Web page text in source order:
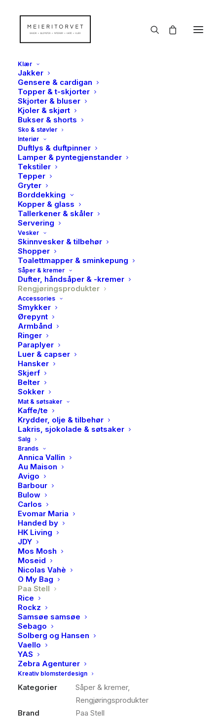
Klær
Jakker
Gensere & cardigan
Topper & t-skjorter
Skjorter & bluser
Kjoler & skjørt
Bukser & shorts
Sko & støvler
Interiør
Duftlys & duftpinner
Lamper & pyntegjenstander
Tekstiler
Tepper
Gryter
Borddekking
Kopper & glass
Tallerkener & skåler
Servering
Vesker
Skinnvesker & tilbehør
Shopper
Toalettmapper & sminkepung
Såper & kremer
Dufter, håndsåper & -kremer
Rengjøringsprodukter
Accessories
Smykker
Ørepynt
Armbånd
Ringer
Paraplyer
Luer & capser
Hansker
Skjerf
Belter
Sokker
Mat & søtsaker
Kaffe/te
Krydder, olje & tilbehør
Lakris, sjokolade & søtsaker
Salg
Brands
Annica Vallin
Au Maison
Avigo
Barbour
Bulow
Carlos
Evomar Maria
Handed by
HK Living
JDY
Mos Mosh
Moseid
Nicolas Vahè
O My Bag
Paa Stell
Rice
Rockz
Samsøe samsøe
Sebago
Solberg og Hansen
Vaello
YAS
Zebra Agenturer
Kreativ blomsterdesign
Paa Stell, Superklut 2pk
89,00
På Stell Superklut 2pker et miljøvennlig og effektivt
rengjøringsprodukt, perfekt til både flekkfjerning og
generell rengjøring. Her er en oversikt:
Superabsorberende – tar opp opptil 15 ganger sin egen
vekt
100 % komposterbar
Laget av 70 % cellulose (fra FSC-sertifisert skog) og
30 % bomull (fra restproduksjon)
Vaskbar i både oppvaskmaskin og vaskemaskin (opp
til 90 °C)
Håndprintet med miljøvennlig farge
Produsert i Sverige
Størrelse: 17 x 20 cm
På lager
Paa
Stell,
Superklut
2pk
antall
Produktnummer 151
Kategorier
Såper & kremer,
Rengjøringsprodukter
Brand
Paa Stell